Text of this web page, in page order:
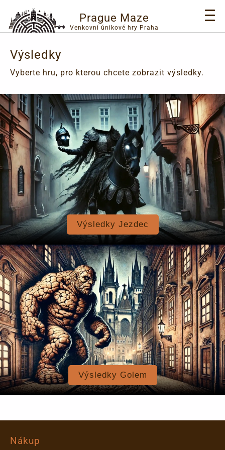
Prague Maze
Venkovní únikové hry Praha
Výsledky
Vyberte hru, pro kterou chcete zobrazit výsledky.
Výsledky Jezdec
Výsledky Golem
Nákup